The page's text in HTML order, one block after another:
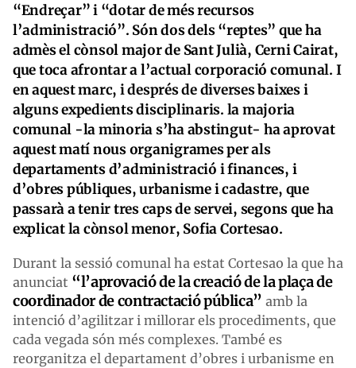
“Endreçar” i “dotar de més recursos
l’administració”. Són dos dels “reptes” que ha
admès el cònsol major de Sant Julià, Cerni Cairat,
que toca afrontar a l’actual corporació comunal. I
en aquest marc, i després de diverses baixes i
alguns expedients disciplinaris. la majoria
comunal -la minoria s’ha abstingut- ha aprovat
aquest matí nous organigrames per als
departaments d’administració i finances, i
d’obres públiques, urbanisme i cadastre, que
passarà a tenir tres caps de servei, segons que ha
explicat la cònsol menor, Sofia Cortesao.
Durant la sessió comunal ha estat Cortesao la que ha
anunciat “l’aprovació de la creació de la plaça de
coordinador de contractació pública” amb la
intenció d’agilitzar i millorar els procediments, que
cada vegada són més complexes. També es
reorganitza el departament d’obres i urbanisme en